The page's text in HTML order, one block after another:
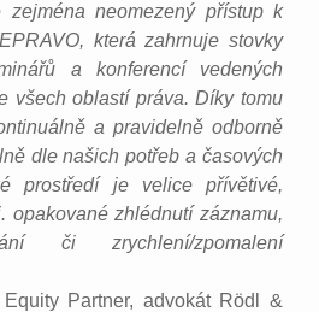
zejména neomezený přístup k
která zahrnuje stovky
a konferencí vedených
všech oblastí práva. Díky tomu
a pravidelně odborně
dle našich potřeb a časových
prostředí je velice přívětivé,
opakované zhlédnutí záznamu,
či zrychlení/zpomalení
Partner, advokát Rödl &